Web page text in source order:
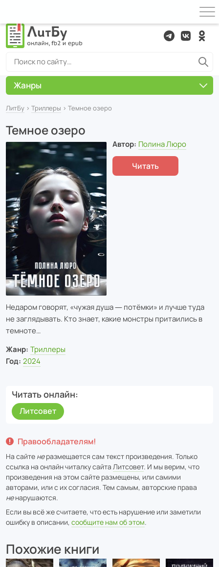
ЛитБу › Триллеры › Темное озеро
Темное озеро
Автор: Полина Люро
Читать
Недаром говорят, «чужая душа ― потёмки» и лучше туда
не заглядывать. Кто знает, какие монстры притаились в
темноте…
Жанр: Триллеры
Год: 2024
Читать онлайн
Литсовет
Правообладателям!
На сайте неразмещается сам текст произведения. Только
ссылка на онлайн читалку сайта Литсовет. И мы верим, что
произведения на этом сайте размещены, или самими
авторами, или с их согласия. Тем самым, авторские права
ненарушаются.
Если вы всё же считаете, что есть нарушение или заметили
ошибку в описании, сообщите нам об этом.
Похожие книги
Жанры